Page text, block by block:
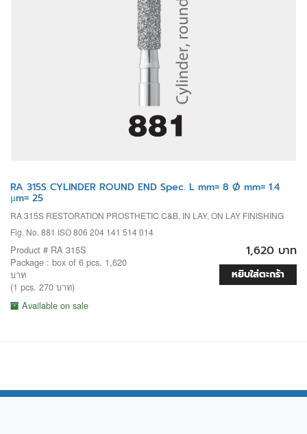
RA 315S CYLINDER ROUND END Spec. L mm= 8 Ø mm= 1.4
µm= 25
RA 315S RESTORATION PROSTHETIC C&B, IN LAY, ON LAY FINISHING
Fig. No. 881 ISO 806 204 141 514 014
Product # RA 315S
Package : box of 6 pcs. 1,620
บาท
(1 pcs. 270 บาท)
Available on sale
1,620 บาท
หยิบใส่ตะกร้า